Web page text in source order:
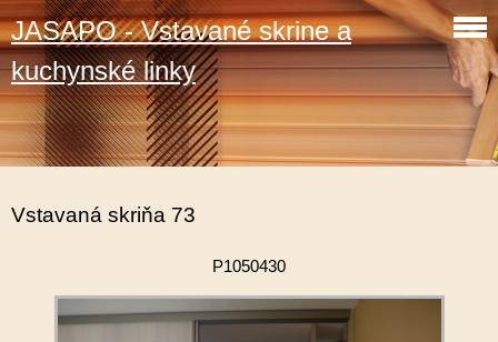
JASAPO - Vstavané skrine a
kuchynské linky
Vstavaná skriňa 73
P1050430